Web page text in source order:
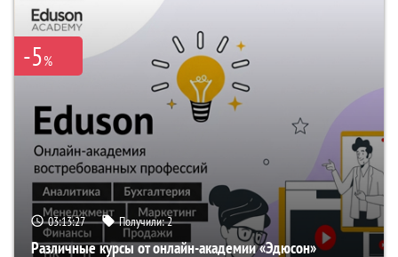
-5%
03:13:26 Получили:2
Различные курсы от онлайн-академии «Эдюсон»